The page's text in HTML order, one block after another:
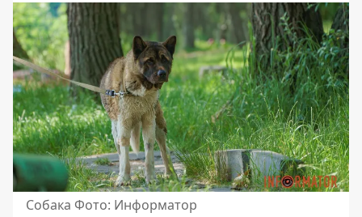
Собака Фото: Информатор